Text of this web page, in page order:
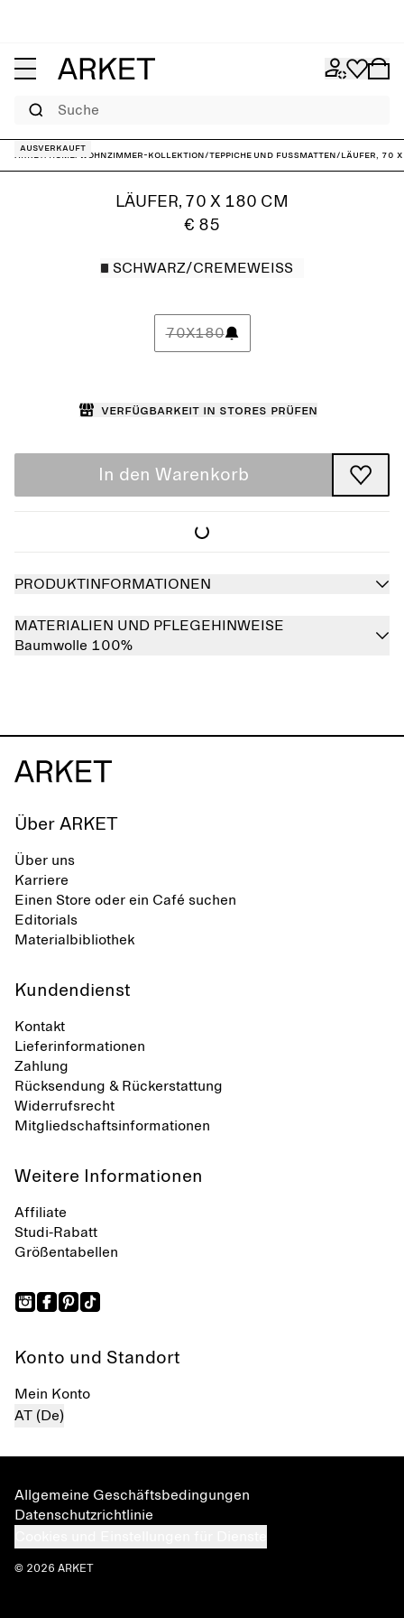
Suche
ARKET/ Home/ Wohnzimmer-Kollektion/Teppiche und Fußmatten/Läufer, 70 x
Ausverkauft
LÄUFER, 70 X 180 CM
€ 85
SCHWARZ/CREMEWEISS
70X180
Verfügbarkeit in Stores prüfen
In den Warenkorb
PRODUKTINFORMATIONEN
MATERIALIEN UND PFLEGEHINWEISE
Baumwolle 100%
Über ARKET
Über uns
Karriere
Einen Store oder ein Café suchen
Editorials
Materialbibliothek
Kundendienst
Kontakt
Lieferinformationen
Zahlung
Rücksendung & Rückerstattung
Widerrufsrecht
Mitgliedschaftsinformationen
Weitere Informationen
Affiliate
Studi-Rabatt
Größentabellen
Konto und Standort
Mein Konto
AT (De)
Allgemeine Geschäftsbedingungen
Datenschutzrichtlinie
© 2026 ARKET